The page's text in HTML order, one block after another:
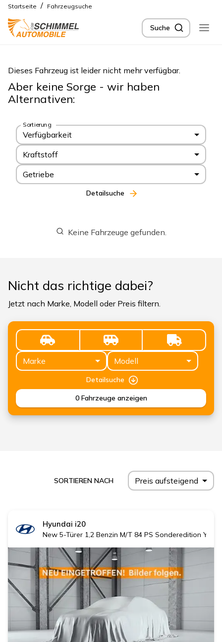
Startseite / Fahrzeugsuche
Suche
Dieses Fahrzeug ist leider nicht mehr verfügbar.
Aber keine Sorge - wir haben
Alternativen:
Sortierung
Verfügbarkeit
Kraftstoff
Getriebe
Detailsuche
Keine Fahrzeuge gefunden.
Nicht das richtige dabei?
Jetzt nach Marke, Modell oder Preis filtern.
Marke Modell
Detailsuche
0 Fahrzeuge anzeigen
SORTIEREN NACH Preis aufsteigend
Hyundai i20
New 5-Türer 1,2 Benzin M/T 84 PS Sonderedition YES!